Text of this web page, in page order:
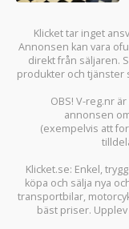
Klicket tar inget
Annonsen kan vara
direkt från säljaren.
produkter och tjänster
OBS! V-reg.nr
annonsen
(exempelvis att
Klicket.se: Enkel,
köpa och sälja nya
transportbilar,
bäst priser.